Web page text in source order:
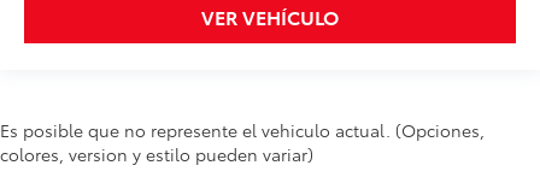
VER VEHÍCULO
Es posible que no represente el vehiculo actual. (Opciones,
colores, version y estilo pueden variar)